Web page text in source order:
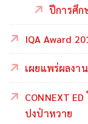
ปีการศึก
IQA Award
เผยแพร่ผลงา
CONNEXT
ปงป่าหวาย